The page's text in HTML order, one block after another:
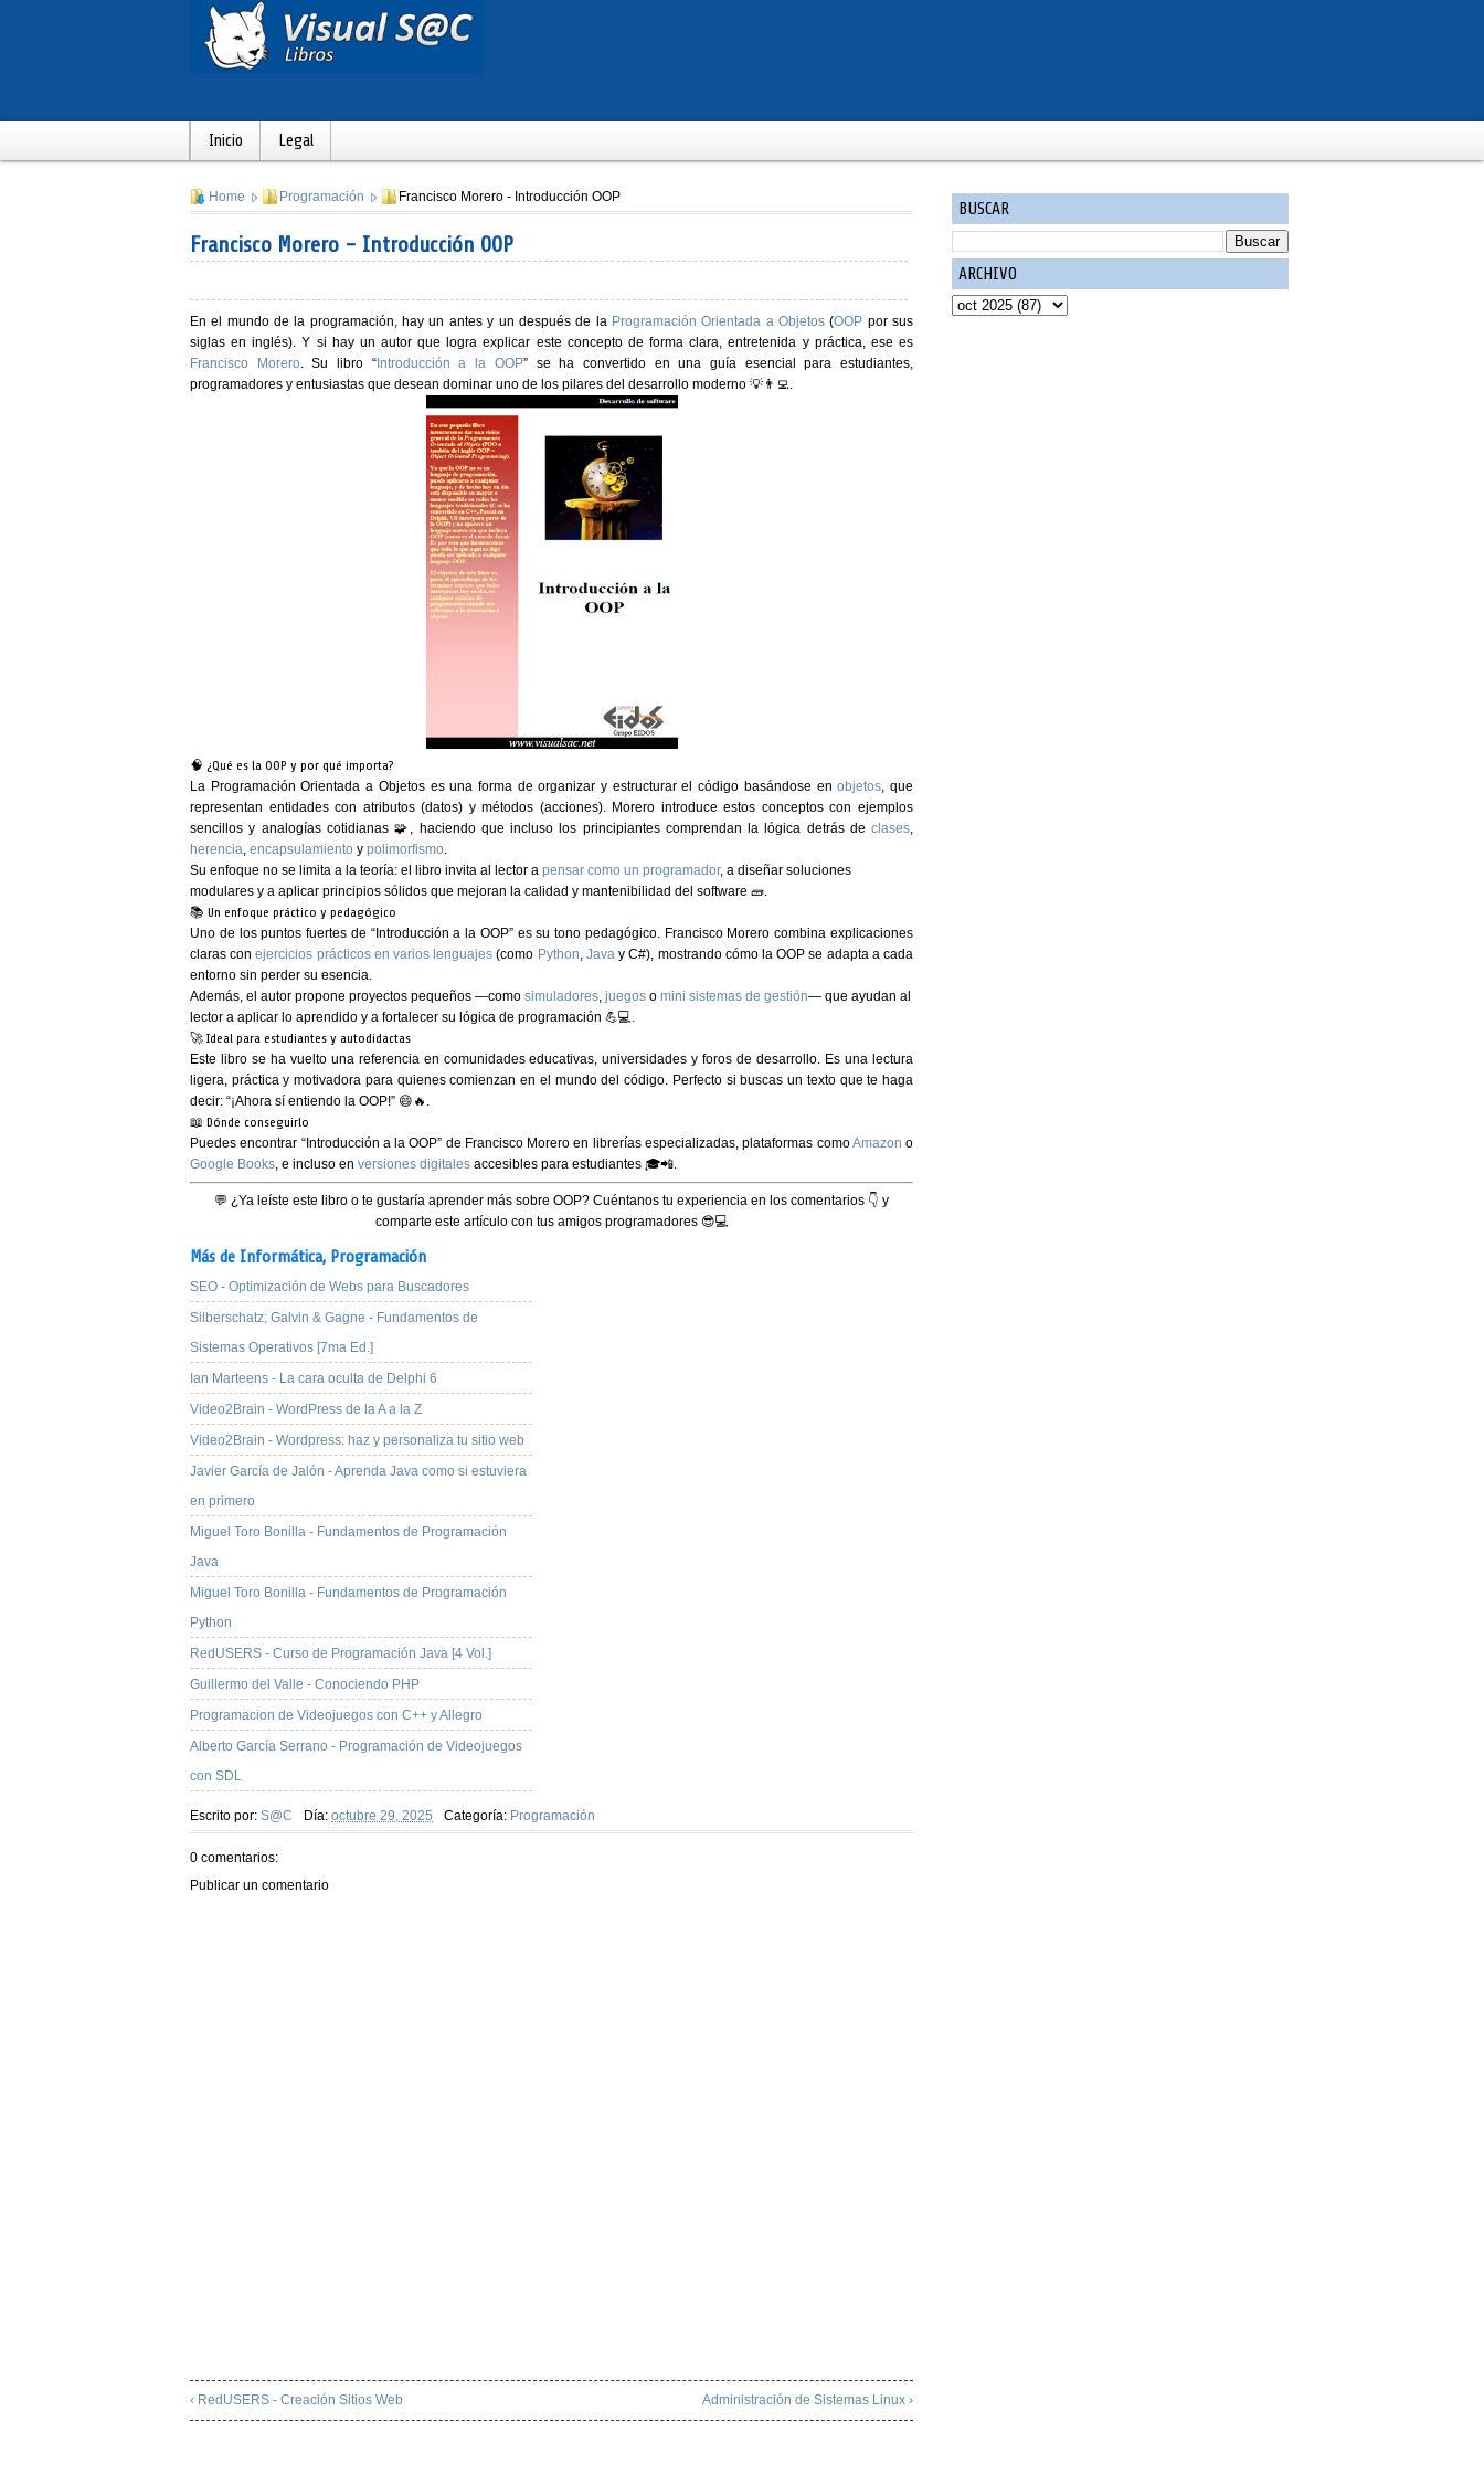
Inicio Legal
Home Programación Francisco Morero - Introducción OOP
Francisco Morero - Introducción OOP
En el mundo de la programación, hay un antes y un después de la Programación Orientada a Objetos(OOP por sus
siglas en inglés). Y si hay un autor que logra explicar este concepto de forma clara, entretenida y práctica, ese es
Francisco Morero. Su libro “Introducción a la OOP”se ha convertido en una guía esencial para estudiantes,
programadores y entusiastas que desean dominar uno de los pilares del desarrollo moderno 💡👨‍💻.
🧠 ¿Qué es la OOP y por qué importa?
La Programación Orientada a Objetoses una forma de organizar y estructurar el código basándose enobjetos, que
representan entidades con atributos (datos) y métodos (acciones). Morero introduce estos conceptos con ejemplos
sencillos y analogías cotidianas 🧩, haciendo que incluso los principiantes comprendan la lógica detrás de clases,
herencia, encapsulamiento y polimorfismo.
Su enfoque no se limita a la teoría: el libro invita al lector a pensar como un programador, a diseñar soluciones
modulares y a aplicar principios sólidos que mejoran la calidad y mantenibilidad del software 🧱.
📚 Un enfoque práctico y pedagógico
Uno de los puntos fuertes de “Introducción a la OOP”es su tono pedagógico. Francisco Morero combina explicaciones
claras conejercicios prácticos en varios lenguajes (como Python, Javay C#), mostrando cómo la OOP se adapta a cada
entorno sin perder su esencia.
Además, el autor propone proyectos pequeños —como simuladores, juegos o mini sistemas de gestión— que ayudan al
lector a aplicar lo aprendido y a fortalecer su lógica de programación 💪💻.
🚀 Ideal para estudiantes y autodidactas
Este libro se ha vuelto una referencia en comunidades educativas, universidades y foros de desarrollo. Es una lectura
ligera, práctica y motivadora para quienes comienzan en el mundo del código. Perfecto si buscas un texto que te haga
decir: “¡Ahora sí entiendo la OOP!” 😄🔥.
📖 Dónde conseguirlo
Puedes encontrar “Introducción a la OOP” de Francisco Morero en librerías especializadas, plataformas comoAmazon o
Google Books, e incluso en versiones digitales accesibles para estudiantes 🎓📲.
💬 ¿Ya leíste este libro o te gustaría aprender más sobre OOP? Cuéntanos tu experiencia en los comentarios 👇 y
comparte este artículo con tus amigos programadores 😎💻
Más de Informática, Programación
SEO - Optimización de Webs para Buscadores
Silberschatz; Galvin & Gagne - Fundamentos de
Sistemas Operativos [7ma Ed.]
Ian Marteens - La cara oculta de Delphi 6
Video2Brain - WordPress de la A a la Z
Video2Brain - Wordpress: haz y personaliza tu sitio web
Javier García de Jalón - Aprenda Java como si estuviera
en primero
Miguel Toro Bonilla - Fundamentos de Programación
Java
Miguel Toro Bonilla - Fundamentos de Programación
Python
RedUSERS - Curso de Programación Java [4 Vol.]
Guillermo del Valle - Conociendo PHP
Programacion de Videojuegos con C++ y Allegro
Alberto García Serrano - Programación de Videojuegos
con SDL
Escrito por: S@C Día: octubre 29, 2025 Categoría: Programación
0 comentarios:
Publicar un comentario
‹ RedUSERS - Creación Sitios Web Administración de Sistemas Linux ›
BUSCAR
ARCHIVO